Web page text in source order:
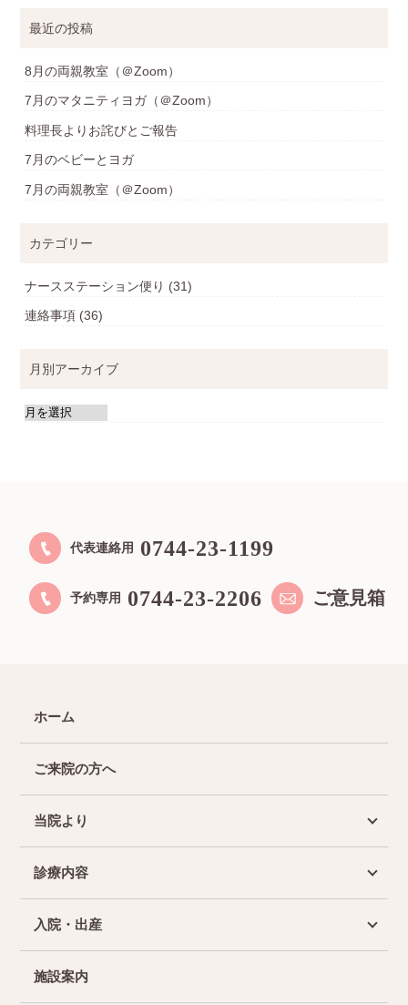
最近の投稿
8月の両親教室（＠Zoom）
7月のマタニティヨガ（＠Zoom）
料理長よりお詫びとご報告
7月のベビーとヨガ
7月の両親教室（＠Zoom）
カテゴリー
ナースステーション便り (31)
連絡事項 (36)
月別アーカイブ
代表連絡用 0744-23-1199
予約専用 0744-23-2206 ご意見箱
ホーム
ご来院の方へ
当院より
診療内容
入院・出産
施設案内